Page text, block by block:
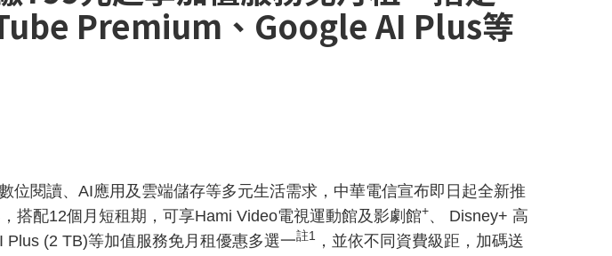
Premium、Google AI Plus等
閱讀、AI應用及雲端儲存等多元生活需求，中華電信宣布即日起全新推
搭配12個月短租期，可享Hami Video電視運動館及影劇館+、 Disney+ 高
(2 TB)等加值服務免月租優惠多選一註1 ，並依不同資費級距，加碼送